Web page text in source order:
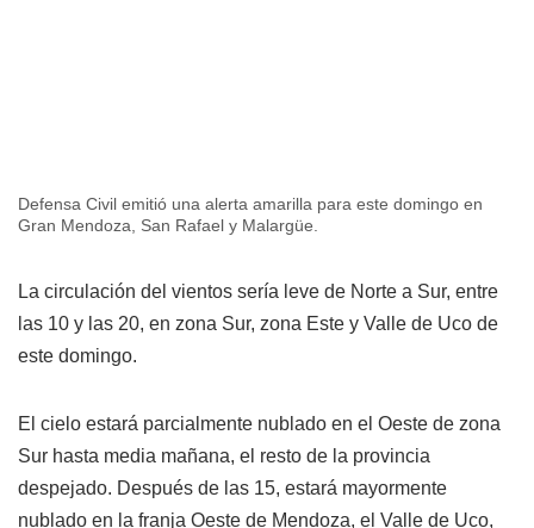
Defensa Civil emitió una alerta amarilla para este domingo en
Gran Mendoza, San Rafael y Malargüe.
La circulación del vientos sería leve de Norte a Sur, entre
las 10 y las 20, en zona Sur, zona Este y Valle de Uco de
este domingo.
El cielo estará parcialmente nublado en el Oeste de zona
Sur hasta media mañana, el resto de la provincia
despejado. Después de las 15, estará mayormente
nublado en la franja Oeste de Mendoza, el Valle de Uco,